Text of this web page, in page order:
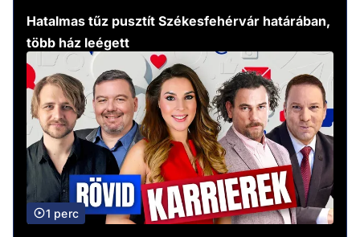
Hatalmas tűz pusztít Székesfehérvár határában,
több ház leégett
1 perc